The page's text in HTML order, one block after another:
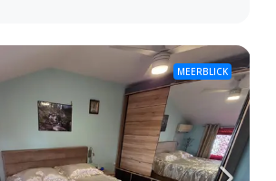
MEERBLICK